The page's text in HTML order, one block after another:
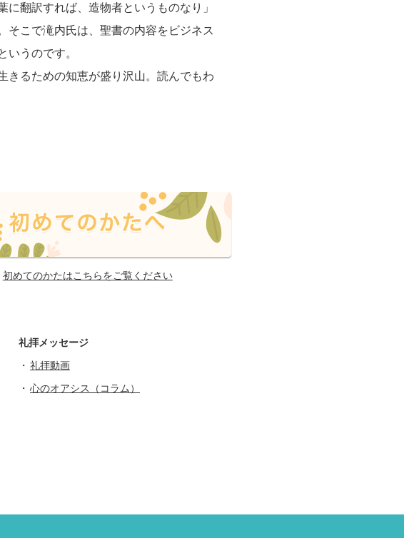
翻訳すれば、造物者というものなり」
そこで滝内氏は、聖書の内容をビジネス
いうのです。
るための知恵が盛り沢山。読んでもわ
初めてのかたはこちらをご覧ください
礼拝メッセージ
礼拝動画
心のオアシス（コラム）